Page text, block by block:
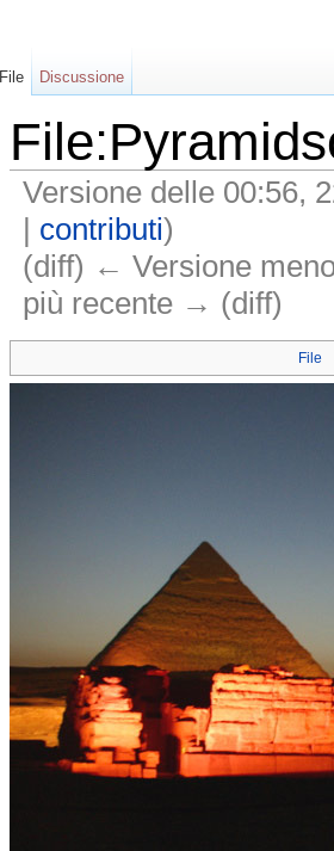
Versione delle 00:56,
| contributi)
(diff) ← Versione
più recente → (diff)
File
File Discussione